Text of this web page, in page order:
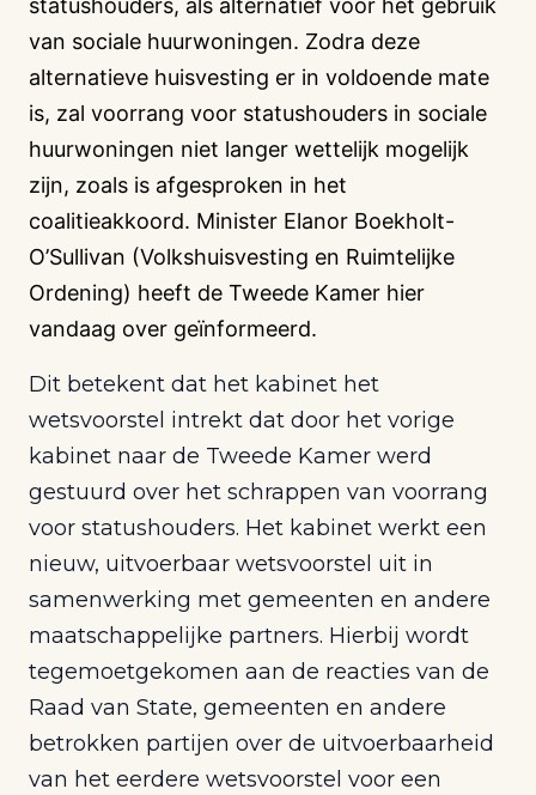
statushouders, als alternatief voor het gebruik
van sociale huurwoningen. Zodra deze
alternatieve huisvesting er in voldoende mate
is, zal voorrang voor statushouders in sociale
huurwoningen niet langer wettelijk mogelijk
zijn, zoals is afgesproken in het
coalitieakkoord. Minister Elanor Boekholt-
O’Sullivan (Volkshuisvesting en Ruimtelijke
Ordening) heeft de Tweede Kamer hier
vandaag over geïnformeerd.
Dit betekent dat het kabinet het
wetsvoorstel intrekt dat door het vorige
kabinet naar de Tweede Kamer werd
gestuurd over het schrappen van voorrang
voor statushouders. Het kabinet werkt een
nieuw, uitvoerbaar wetsvoorstel uit in
samenwerking met gemeenten en andere
maatschappelijke partners. Hierbij wordt
tegemoetgekomen aan de reacties van de
Raad van State, gemeenten en andere
betrokken partijen over de uitvoerbaarheid
van het eerdere wetsvoorstel voor een